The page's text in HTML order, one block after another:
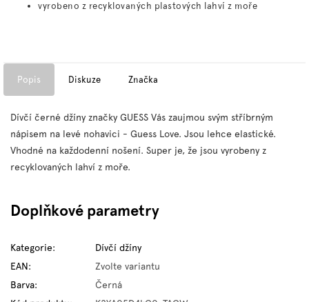
vyrobeno z recyklovaných plastových lahví z moře
Popis Diskuze Značka
Dívčí černé džíny značky GUESS Vás zaujmou svým stříbrným
nápisem na levé nohavici - Guess Love. Jsou lehce elastické.
Vhodné na každodenní nošení. Super je, že jsou vyrobeny z
recyklovaných lahví z moře.
Doplňkové parametry
Kategorie:
Dívčí džíny
EAN:
Zvolte variantu
Barva:
Černá